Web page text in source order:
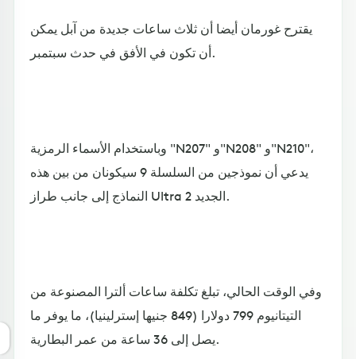
يقترح غورمان أيضا أن ثلاث ساعات جديدة من آبل يمكن
أن تكون في الأفق في حدث سبتمبر.
وباستخدام الأسماء الرمزية "N207" و"N208" و"N210"،
يدعي أن نموذجين من السلسلة 9 سيكونان من بين هذه
النماذج إلى جانب طراز Ultra 2 الجديد.
وفي الوقت الحالي، تبلغ تكلفة ساعات ألترا المصنوعة من
التيتانيوم 799 دولارا (849 جنيها إسترلينيا)، ما يوفر ما
يصل إلى 36 ساعة من عمر البطارية.